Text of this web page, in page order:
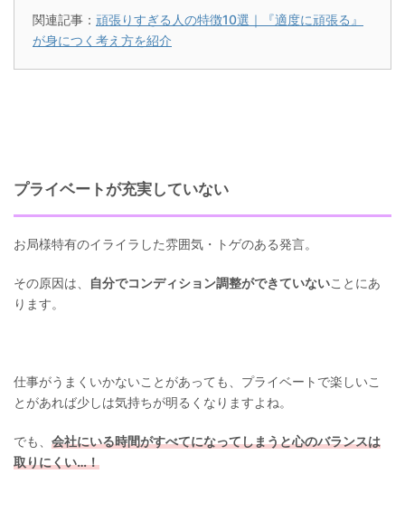
関連記事： 頑張りすぎる人の特徴10選｜『適度に頑張る』
が身につく考え方を紹介
プライベートが充実していない
お局様特有のイライラした雰囲気・トゲのある発言。
その原因は、 自分でコンディション調整ができていないことにあ
ります。
仕事がうまくいかないことがあっても、プライベートで楽しいこ
とがあれば少しは気持ちが明るくなりますよね。
でも、 会社にいる時間がすべてになってしまうと心のバランスは
取りにくい…！